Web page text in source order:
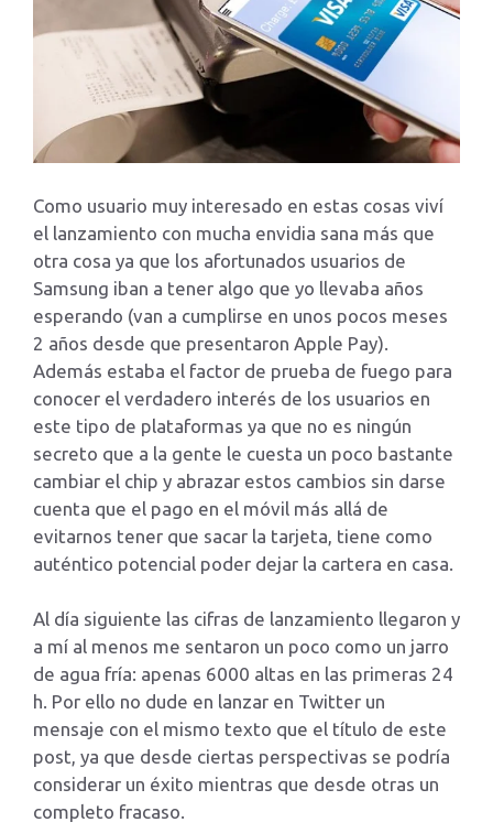
Como usuario muy interesado en estas cosas viví
el lanzamiento con mucha envidia sana más que
otra cosa ya que los afortunados usuarios de
Samsung iban a tener algo que yo llevaba años
esperando (van a cumplirse en unos pocos meses
2 años desde que presentaron Apple Pay).
Además estaba el factor de prueba de fuego para
conocer el verdadero interés de los usuarios en
este tipo de plataformas ya que no es ningún
secreto que a la gente le cuesta un poco bastante
cambiar el chip y abrazar estos cambios sin darse
cuenta que el pago en el móvil más allá de
evitarnos tener que sacar la tarjeta, tiene como
auténtico potencial poder dejar la cartera en casa.
Al día siguiente las cifras de lanzamiento llegaron y
a mí al menos me sentaron un poco como un jarro
de agua fría: apenas 6000 altas en las primeras 24
h. Por ello no dude en lanzar en Twitter un
mensaje con el mismo texto que el título de este
post, ya que desde ciertas perspectivas se podría
considerar un éxito mientras que desde otras un
completo fracaso.